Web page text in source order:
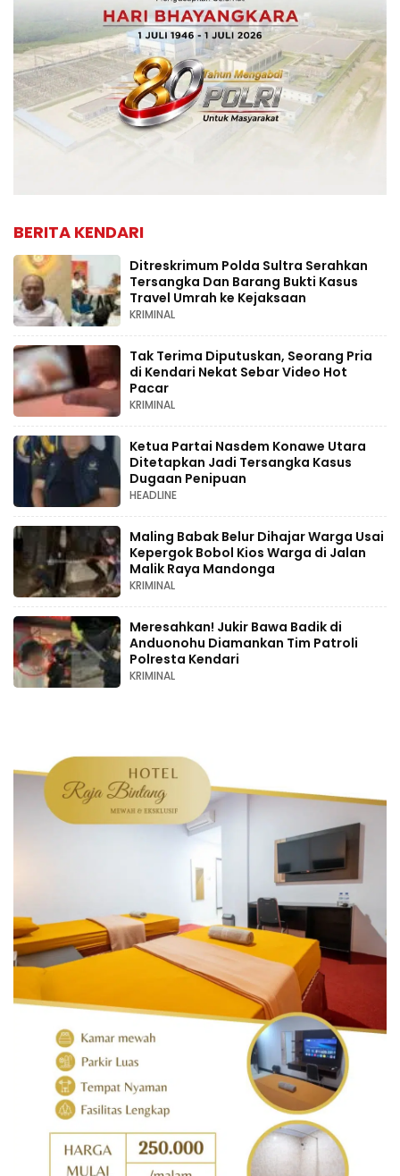
BERITA KENDARI
Ditreskrimum Polda Sultra Serahkan
Tersangka Dan Barang Bukti Kasus
Travel Umrah ke Kejaksaan
KRIMINAL
Tak Terima Diputuskan, Seorang Pria
di Kendari Nekat Sebar Video Hot
Pacar
KRIMINAL
Ketua Partai Nasdem Konawe Utara
Ditetapkan Jadi Tersangka Kasus
Dugaan Penipuan
HEADLINE
Maling Babak Belur Dihajar Warga Usai
Kepergok Bobol Kios Warga di Jalan
Malik Raya Mandonga
KRIMINAL
Meresahkan! Jukir Bawa Badik di
Anduonohu Diamankan Tim Patroli
Polresta Kendari
KRIMINAL